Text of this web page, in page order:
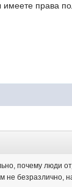
права
почему люди
не безразлично,